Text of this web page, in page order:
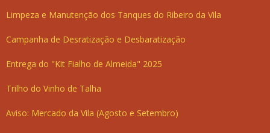
Limpeza e Manutenção dos Tanques do Ribeiro da Vila
Campanha de Desratização e Desbaratização
Entrega do "Kit Fialho de Almeida" 2025
Trilho do Vinho de Talha
Aviso: Mercado da Vila (Agosto e Setembro)